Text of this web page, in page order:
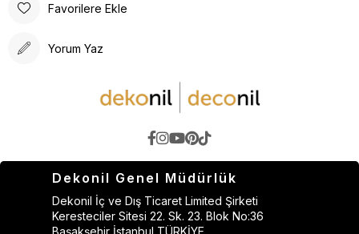
Favorilere Ekle
Yorum Yaz
Dekonil Genel Müdürlük
Dekonil İç ve Dış Ticaret Limited Şirketi
Keresteciler Sitesi 22. Sk. 23. Blok No:36
Başakşehir İstanbul TÜRKİYE